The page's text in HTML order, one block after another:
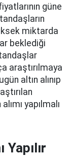
güne
miktarda
beklediği
araştırılmaya
altın alınıp
yapılmalı